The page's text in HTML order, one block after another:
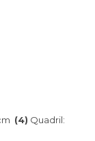
(4) Quadril: